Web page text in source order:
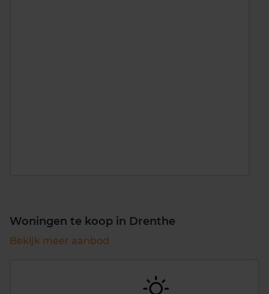
Woningen te koop in Drenthe
Bekijk meer aanbod